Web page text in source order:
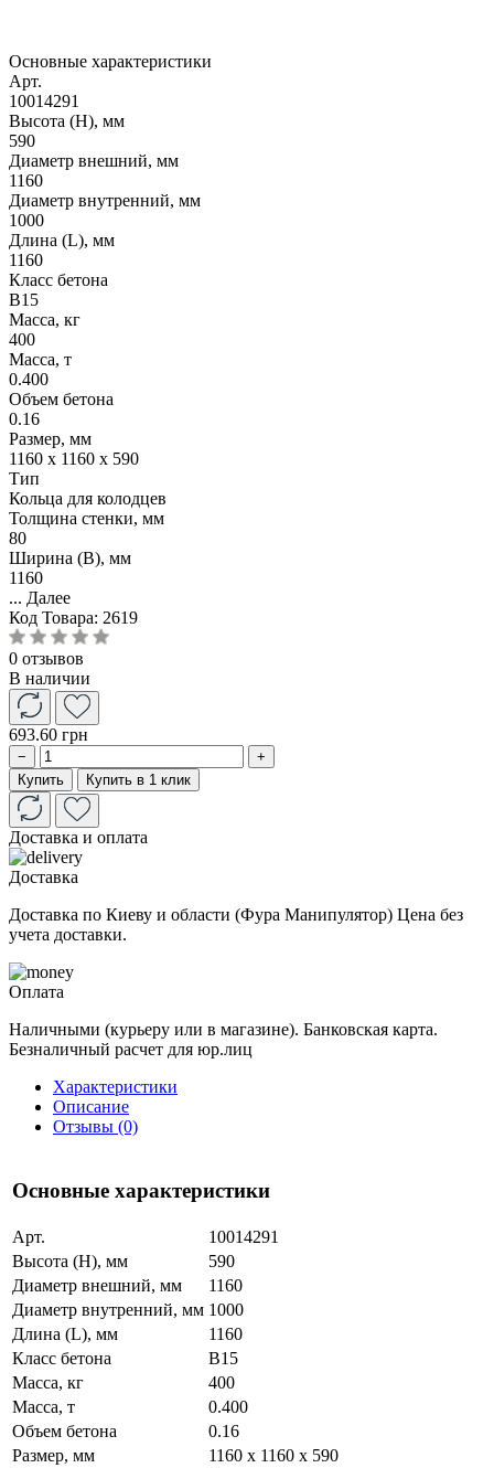
Основные характеристики
Арт.
10014291
Высота (H), мм
590
Диаметр внешний, мм
1160
Диаметр внутренний, мм
1000
Длина (L), мм
1160
Класс бетона
B15
Масса, кг
400
Масса, т
0.400
Объем бетона
0.16
Размер, мм
1160 x 1160 x 590
Тип
Кольца для колодцев
Толщина стенки, мм
80
Ширина (B), мм
1160
... Далее
Код Товара: 2619
0 отзывов
В наличии
693.60 грн
−
+
Купить
Купить в 1 клик
Доставка и оплата
Доставка
Доставка по Киеву и области (Фура Манипулятор) Цена без
учета доставки.
Оплата
Наличными (курьеру или в магазине). Банковская карта.
Безналичный расчет для юр.лиц
Характеристики
Описание
Отзывы (0)
Основные характеристики
Арт.
10014291
Высота (H), мм
590
Диаметр внешний, мм
1160
Диаметр внутренний, мм 1000
Длина (L), мм
1160
Класс бетона
B15
Масса, кг
400
Масса, т
0.400
Объем бетона
0.16
Размер, мм
1160 x 1160 x 590